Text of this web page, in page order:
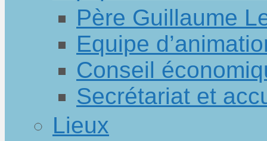
Père Guillaume
Equipe
Conseil
Secrétariat et
Lieux